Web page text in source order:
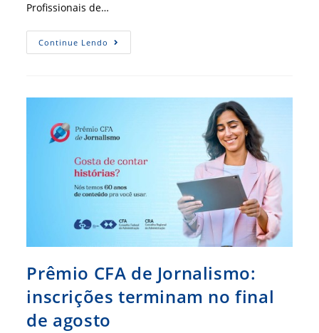
Profissionais de…
Continue Lendo 1º
Encontro
Reunir
Inovação,
E
Propósito
Prêmio CFA de Jornalismo:
inscrições terminam no final
de agosto